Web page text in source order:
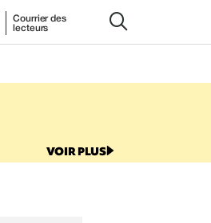
Courrier des
lecteurs
VOIR PLUS